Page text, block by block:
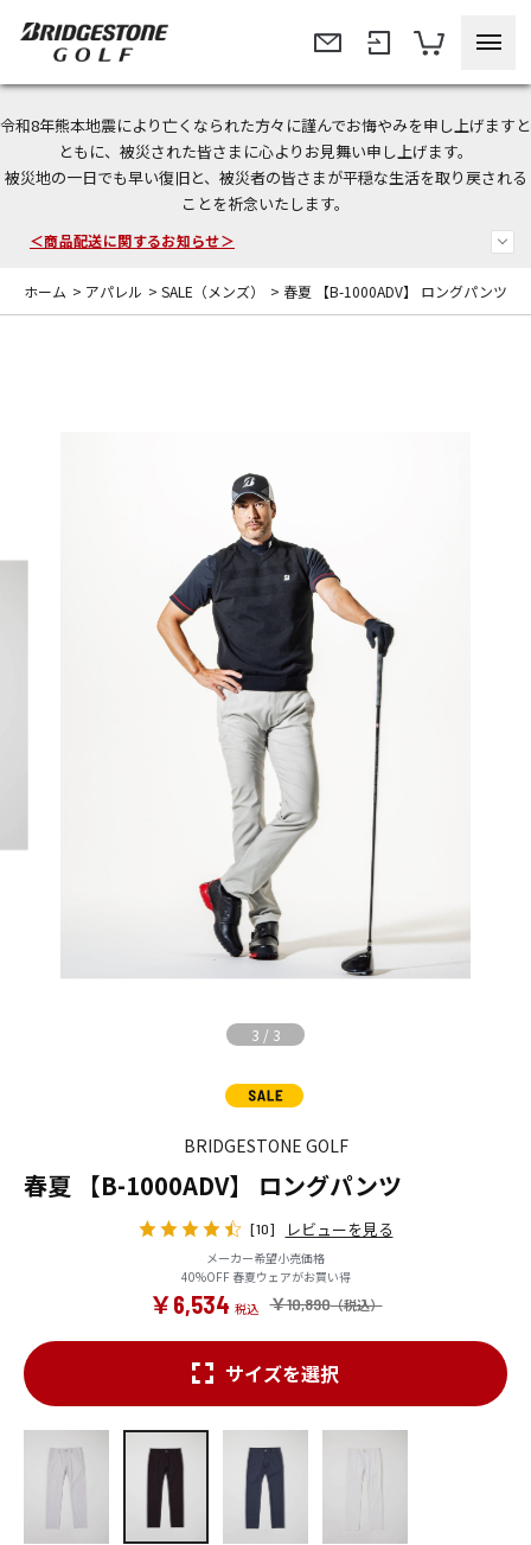
令和8年熊本地震により亡くなられた方々に謹んでお悔やみを申し上げますと
ともに、被災された皆さまに心よりお見舞い申し上げます。
被災地の一日でも早い復旧と、被災者の皆さまが平穏な生活を取り戻される
ことを祈念いたします。
今なら新規会員登録で1,000円OFFクーポンプレゼント！
＜商品配送に関するお知らせ＞
＜夏季休暇中のご注文・発送・お問い合わせ＞
ホーム > アパレル > SALE（メンズ） > 春夏 【B-1000ADV】 ロングパンツ
3 / 3
BRIDGESTONE GOLF
春夏 【B-1000ADV】 ロングパンツ
[10] レビューを見る
メーカー希望小売価格
40%OFF 春夏ウェアがお買い得
￥10,890
￥6,534
サイズを選択